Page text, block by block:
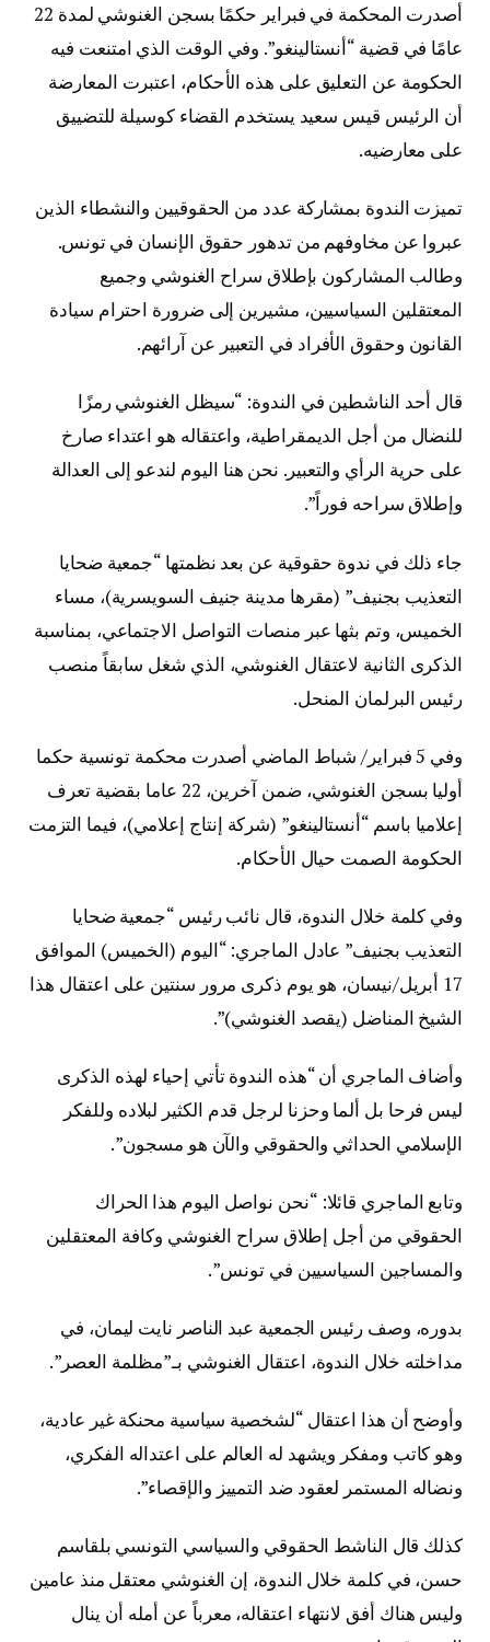
أصدرت المحكمة في فبراير حكمًا بسجن الغنوشي لمدة 22
عامًا في قضية “أنستالينغو”. وفي الوقت الذي امتنعت فيه
الحكومة عن التعليق على هذه الأحكام، اعتبرت المعارضة
أن الرئيس قيس سعيد يستخدم القضاء كوسيلة للتضييق
على معارضيه.
تميزت الندوة بمشاركة عدد من الحقوقيين والنشطاء الذين
عبروا عن مخاوفهم من تدهور حقوق الإنسان في تونس.
وطالب المشاركون بإطلاق سراح الغنوشي وجميع
المعتقلين السياسيين، مشيرين إلى ضرورة احترام سيادة
القانون وحقوق الأفراد في التعبير عن آرائهم.
قال أحد الناشطين في الندوة: “سيظل الغنوشي رمزًا
للنضال من أجل الديمقراطية، واعتقاله هو اعتداء صارخ
على حرية الرأي والتعبير. نحن هنا اليوم لندعو إلى العدالة
وإطلاق سراحه فوراً”.
جاء ذلك في ندوة حقوقية عن بعد نظمتها “جمعية ضحايا
التعذيب بجنيف” (مقرها مدينة جنيف السويسرية)، مساء
الخميس، وتم بثها عبر منصات التواصل الاجتماعي، بمناسبة
الذكرى الثانية لاعتقال الغنوشي، الذي شغل سابقاً منصب
رئيس البرلمان المنحل.
وفي 5 فبراير/ شباط الماضي أصدرت محكمة تونسية حكما
أوليا بسجن الغنوشي، ضمن آخرين، 22 عاما بقضية تعرف
إعلاميا باسم “أنستالينغو” (شركة إنتاج إعلامي)، فيما التزمت
الحكومة الصمت حيال الأحكام.
وفي كلمة خلال الندوة، قال نائب رئيس “جمعية ضحايا
التعذيب بجنيف” عادل الماجري: “اليوم (الخميس) الموافق
17 أبريل/نيسان، هو يوم ذكرى مرور سنتين على اعتقال هذا
الشيخ المناضل (يقصد الغنوشي)”.
وأضاف الماجري أن “هذه الندوة تأتي إحياء لهذه الذكرى
ليس فرحا بل ألما وحزنا لرجل قدم الكثير لبلاده وللفكر
الإسلامي الحداثي والحقوقي والآن هو مسجون”.
وتابع الماجري قائلا: “نحن نواصل اليوم هذا الحراك
الحقوقي من أجل إطلاق سراح الغنوشي وكافة المعتقلين
والمساجين السياسيين في تونس”.
بدوره، وصف رئيس الجمعية عبد الناصر نايت ليمان، في
مداخلته خلال الندوة، اعتقال الغنوشي بـ”مظلمة العصر”.
وأوضح أن هذا اعتقال “لشخصية سياسية محنكة غير عادية،
وهو كاتب ومفكر ويشهد له العالم على اعتداله الفكري،
ونضاله المستمر لعقود ضد التمييز والإقصاء”.
كذلك قال الناشط الحقوقي والسياسي التونسي بلقاسم
حسن، في كلمة خلال الندوة، إن الغنوشي معتقل منذ عامين
وليس هناك أفق لانتهاء اعتقاله، معرباً عن أمله أن ينال